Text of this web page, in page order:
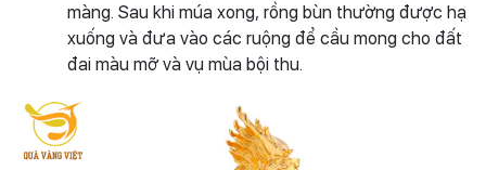
màng. Sau khi múa xong, rồng bùn thường được hạ
xuống và đưa vào các ruộng để cầu mong cho đất
đai màu mỡ và vụ mùa bội thu.